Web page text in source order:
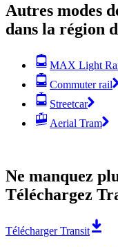
Autres modes
dans la région
MAX Light
Commuter rail
Streetcar
Aerial Tram
Ne manquez
Téléchargez
Télécharger Transit